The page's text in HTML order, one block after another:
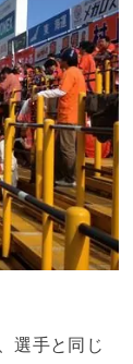
選手と同じ